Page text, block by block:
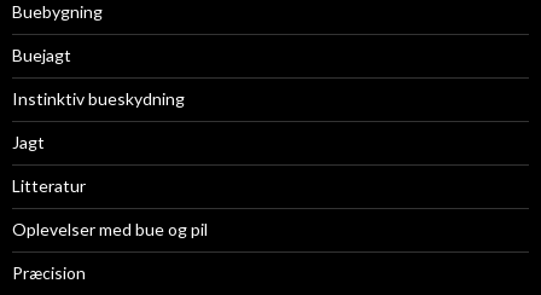
Buebygning
Buejagt
Instinktiv bueskydning
Jagt
Litteratur
Oplevelser med bue og pil
Præcision